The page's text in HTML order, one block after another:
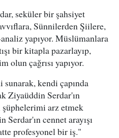
seküler bir şahsiyet
Sünnilerden Şiilere,
yapıyor. Müslümanlara
bir kitapla pazarlayıp,
olun çağrısı yapıyor.
kendi çapında
Ziyaüddin Serdar'ın
arz etmek
cennet arayışı
profesyonel bir iş."